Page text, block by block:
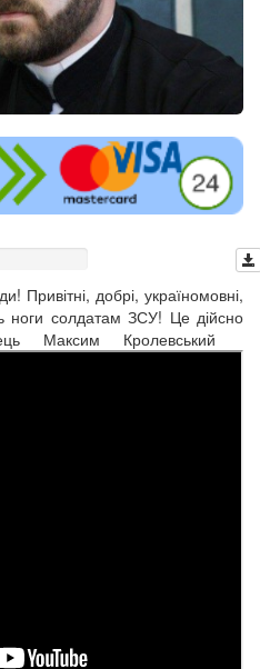
добрі, україномовні,
ноги солдатам ЗСУ! Це дійсно
Максим Кролевський